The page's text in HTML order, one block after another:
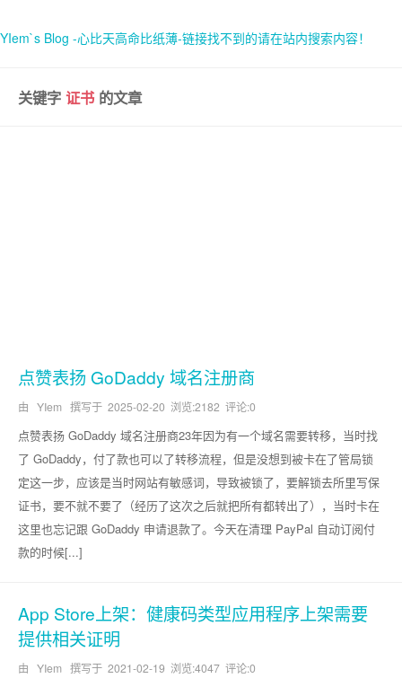
YIem`s Blog -心比天高命比纸薄-链接找不到的请在站内搜索内容！
首页
关键字 证书 的文章
点赞表扬 GoDaddy 域名注册商
由 YIem 撰写于 2025-02-20 浏览:2182 评论:0
点赞表扬 GoDaddy 域名注册商23年因为有一个域名需要转移，当时找
了 GoDaddy，付了款也可以了转移流程，但是没想到被卡在了管局锁
定这一步，应该是当时网站有敏感词，导致被锁了，要解锁去所里写保
证书，要不就不要了（经历了这次之后就把所有都转出了），当时卡在
这里也忘记跟 GoDaddy 申请退款了。今天在清理 PayPal 自动订阅付
款的时候[...]
App Store上架：健康码类型应用程序上架需要
提供相关证明
由 YIem 撰写于 2021-02-19 浏览:4047 评论:0